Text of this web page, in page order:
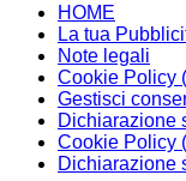
HOME
La tua
Note legali
Cookie Policy
Gestisci
Dichiarazione
Cookie Policy
Dichiarazione